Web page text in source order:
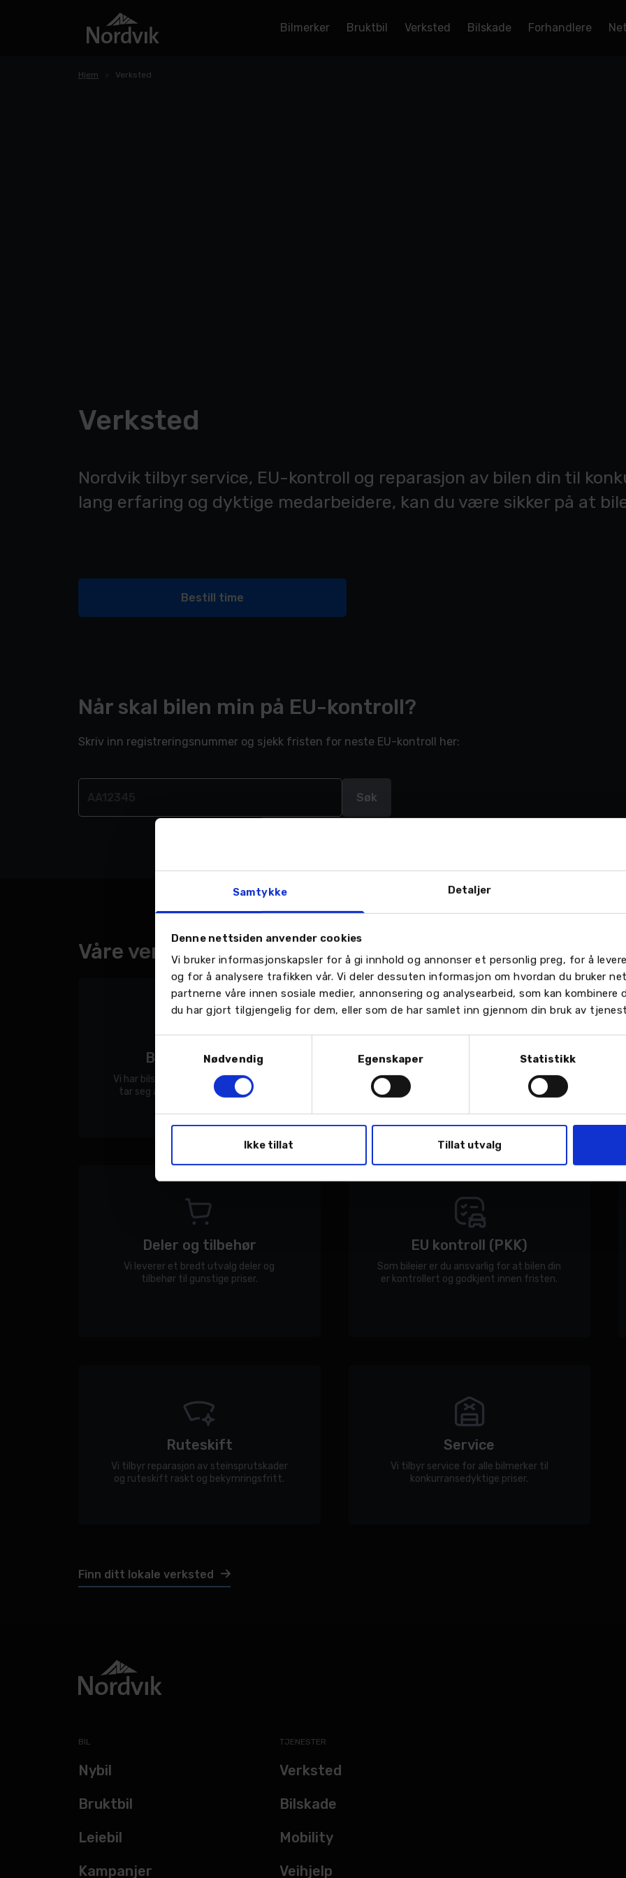
Samtykke Detaljer
Denne nettsiden anvender cookies
Vi bruker informasjonskapsler for å gi innhold og annonser et personlig preg, for å
og for å analysere trafikken vår. Vi deler dessuten informasjon om hvordan du bruker
partnerne våre innen sosiale medier, annonsering og analysearbeid, som kan
du har gjort tilgjengelig for dem, eller som de har samlet inn gjennom din bruk av
Nødvendig
Egenskaper Statistikk
Ikke tillat Tillat utvalg
Bilmerker Bruktbil Verksted Bilskade Forhandlere
Hjem Verksted
Verksted
Nordvik tilbyr service, EU-kontroll og reparasjon av bilen din til
lang erfaring og dyktige medarbeidere, kan du være sikker på at
Bestill time
Når skal bilen min på EU-kontroll?
Skriv inn registreringsnummer og sjekk fristen for neste EU-kontroll her:
Søk
Våre verkstedtjenester
Bilskade og lakk
Vi har bilskade- og lakkverksteder som
tar seg av hele jobben med bilen din.
Vi hjelper deg med sesongens dekkskifte.
Deler og tilbehør
Vi leverer et bredt utvalg deler og
tilbehør til gunstige priser.
EU kontroll (PKK)
Som bileier er du ansvarlig for at bilen din
er kontrollert og godkjent innen fristen.
Ruteskift
Vi tilbyr reparasjon av steinsprutskader
og ruteskift raskt og bekymringsfritt.
Service
Vi tilbyr service for alle bilmerker til
konkurransedyktige priser.
Finn ditt lokale verksted
BIL
Nybil
Bruktbil
Leiebil
Kampanjer
TJENESTER
Verksted
Bilskade
Mobility
Veihjelp